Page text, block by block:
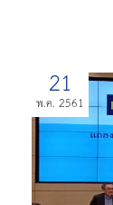
21
พ.ค. 2561